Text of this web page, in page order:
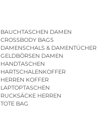
BAUCHTASCHEN DAMEN
CROSSBODY BAGS
DAMENSCHALS & DAMENTÜCHER
GELDBÖRSEN DAMEN
HANDTASCHEN
HARTSCHALENKOFFER
HERREN KOFFER
LAPTOPTASCHEN
RUCKSÄCKE HERREN
TOTE BAG